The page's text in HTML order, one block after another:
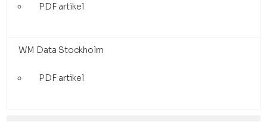
PDF artikel
WM Data Stockholm
PDF artikel